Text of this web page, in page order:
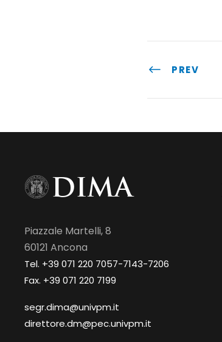
PREV
Piazzale Martelli, 8
60121 Ancona
Tel. +39 071 220 7057-7143-7206
Fax. +39 071 220 7199
segr.dima@univpm.it
direttore.dm@pec.univpm.it